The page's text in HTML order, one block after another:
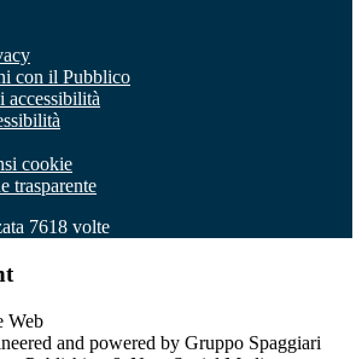
con il Pubblico
accessibilità
cookie
trasparente
7618 volte
and powered by Gruppo Spaggiari